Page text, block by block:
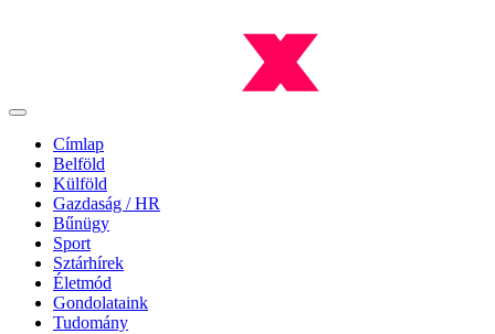
Címlap
Belföld
Külföld
Gazdaság / HR
Bűnügy
Sport
Sztárhírek
Életmód
Gondolataink
Tudomány